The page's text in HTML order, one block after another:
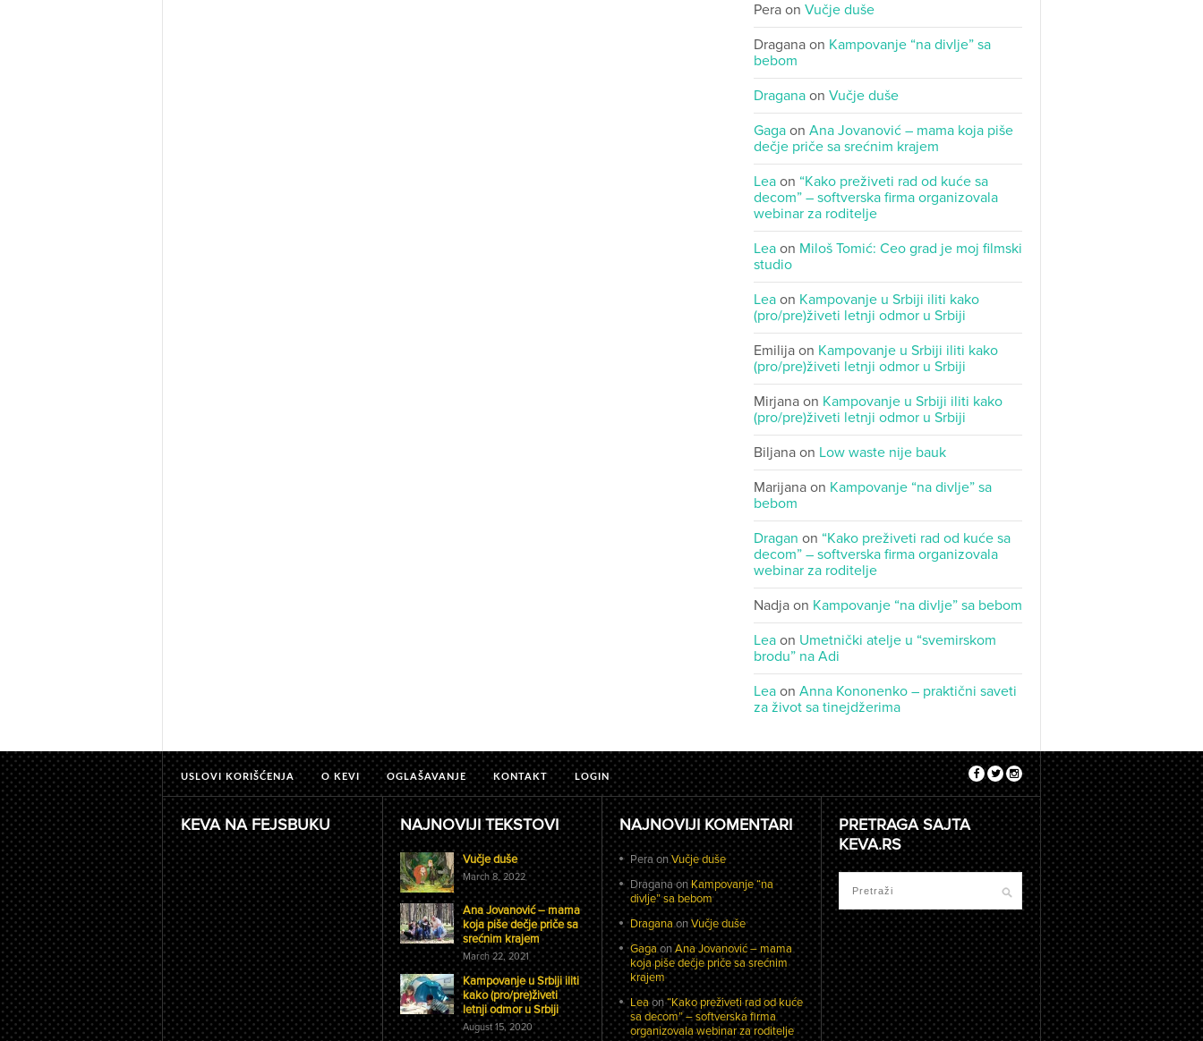
Pera on Vučje duše
Dragana on Kampovanje “na divlje” sa
bebom
Dragana on Vučje duše
Gaga on Ana Jovanović – mama koja piše
dečje priče sa srećnim krajem
Lea on “Kako preživeti rad od kuće sa
decom” – softverska firma organizovala
webinar za roditelje
Lea on Miloš Tomić: Ceo grad je moj filmski
studio
Lea on Kampovanje u Srbiji iliti kako
(pro/pre)živeti letnji odmor u Srbiji
Emilija on Kampovanje u Srbiji iliti kako
(pro/pre)živeti letnji odmor u Srbiji
Mirjana on Kampovanje u Srbiji iliti kako
(pro/pre)živeti letnji odmor u Srbiji
Biljana on Low waste nije bauk
Marijana on Kampovanje “na divlje” sa
bebom
Dragan on “Kako preživeti rad od kuće sa
decom” – softverska firma organizovala
webinar za roditelje
Nadja on Kampovanje “na divlje” sa bebom
Lea on Umetnički atelje u “svemirskom
brodu” na Adi
Lea on Anna Kononenko – praktični saveti
za život sa tinejdžerima
USLOVI KORIŠĆENJA O KEVI OGLAŠAVANJE KONTAKT LOGIN
KEVA NA FEJSBUKU NAJNOVIJI TEKSTOVI
Vučje duše
March 8, 2022
Ana Jovanović – mama
koja piše dečje priče sa
srećnim krajem
March 22, 2021
Kampovanje u Srbiji iliti
kako (pro/pre)živeti
letnji odmor u Srbiji
August 15, 2020
NAJNOVIJI KOMENTARI
PeraonVučje duše
DraganaonKampovanje “na
divlje” sa bebom
DraganaonVučje duše
GagaonAna Jovanović – mama
koja piše dečje priče sa srećnim
krajem
Leaon“Kako preživeti rad od kuće
sa decom” – softverska firma
organizovala webinar za roditelje
PRETRAGA SAJTA
KEVA.RS